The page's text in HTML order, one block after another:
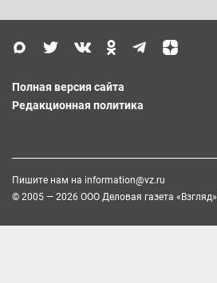
Полная версия сайта
Редакционная политика
Пишите нам на information@vz.ru
© 2005 — 2026 ООО Деловая газета «Взгляд»